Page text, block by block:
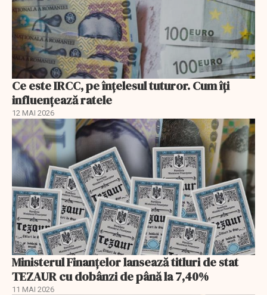
Ce este IRCC, pe înțelesul tuturor. Cum îți
influențează ratele
12 MAI 2026
Ministerul Finanțelor lansează titluri de stat
TEZAUR cu dobânzi de până la 7,40%
11 MAI 2026